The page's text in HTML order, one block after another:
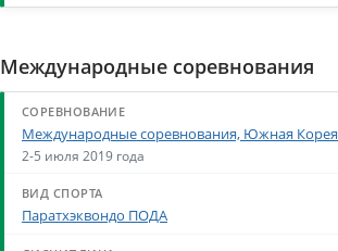
Международные соревнования
Международные соревнования, Южная Корея
2-5 июля 2019 года
Паратхэквондо ПОДА